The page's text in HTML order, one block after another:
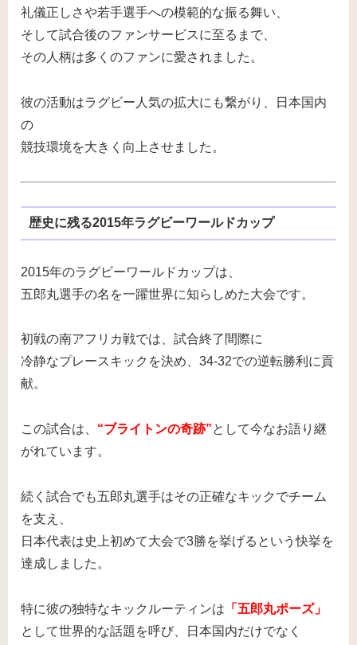
礼儀正しさや若手選手への模範的な振る舞い、
そして試合後のファンサービスに至るまで、
その人柄は多くのファンに愛されました。
彼の活動はラグビー人気の拡大にも繋がり、日本国内
の
競技環境を大きく向上させました。
歴史に残る2015年ラグビーワールドカップ
2015年のラグビーワールドカップは、
五郎丸選手の名を一躍世界に知らしめた大会です。
初戦の南アフリカ戦では、試合終了間際に
冷静なプレースキックを決め、34-32での逆転勝利に貢
献。
この試合は、 “ブライトンの奇跡”として今なお語り継
がれています。
続く試合でも五郎丸選手はその正確なキックでチーム
を支え、
日本代表は史上初めて大会で3勝を挙げるという快挙を
達成しました。
特に彼の独特なキックルーティンは 「五郎丸ポーズ」
として世界的な話題を呼び、日本国内だけでなく